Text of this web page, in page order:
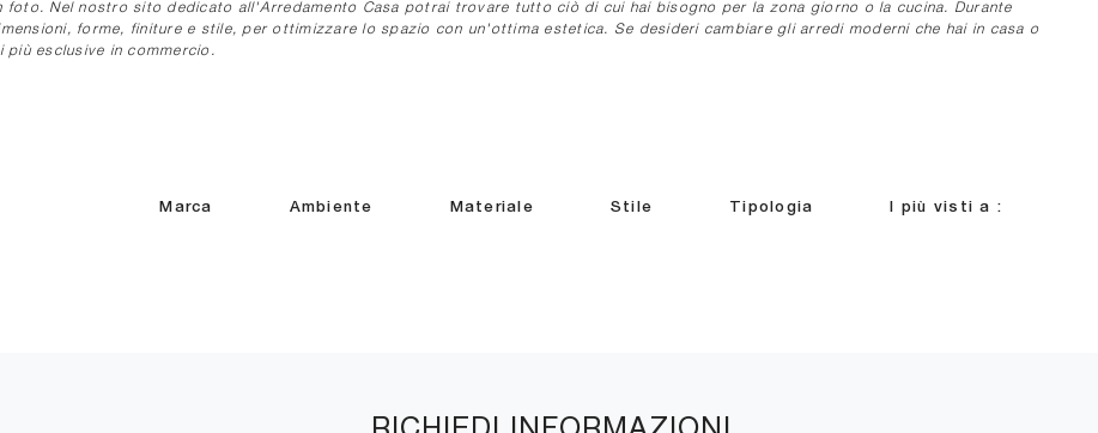
Nel nostro sito dedicato all'Arredamento Casa potrai trovare tutto ciò di cui hai bisogno per la zona giorno o la cucina. Durante
forme, finiture e stile, per ottimizzare lo spazio con un'ottima estetica. Se desideri cambiare gli arredi moderni che hai in casa o
esclusive in commercio.
Marca Ambiente Materiale Stile Tipologia I più visti a :